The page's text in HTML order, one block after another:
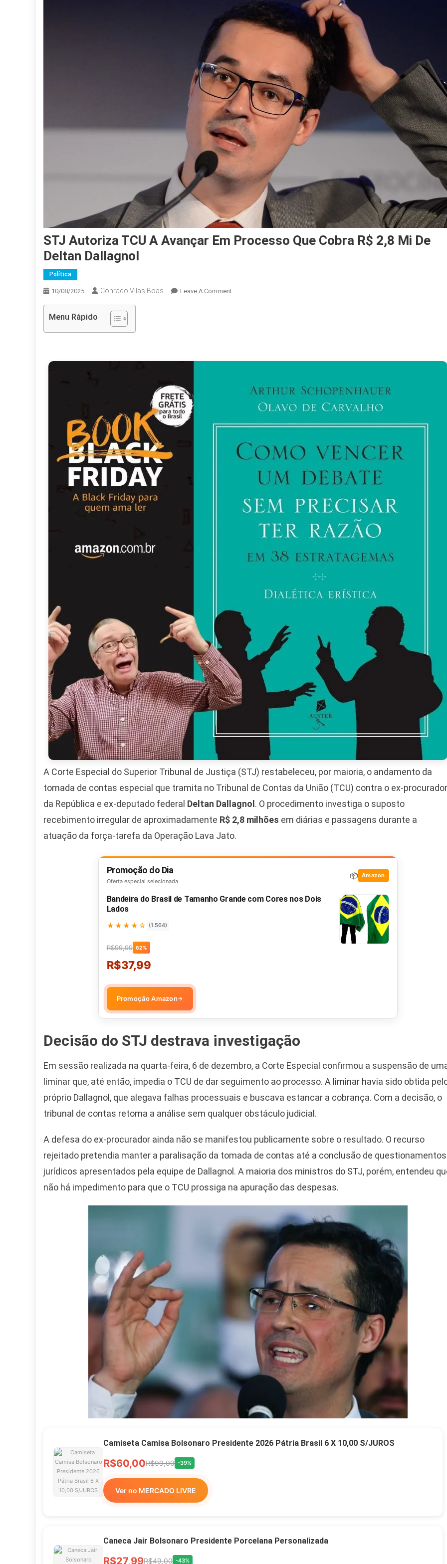
STJ Autoriza TCU A Avançar Em Processo Que Cobra R$ 2,8 Mi De
Deltan Dallagnol
Política
10/08/2025 Conrado Vilas Boas Leave A CommentOn
Em
Mi
Deltan
Dallagnol
Menu Rápido
A Corte Especial do Superior Tribunal de Justiça (STJ) restabeleceu, por maioria, o andamento da
tomada de contas especial que tramita no Tribunal de Contas da União (TCU) contra o ex-procurador
da República e ex-deputado federal Deltan Dallagnol . O procedimento investiga o suposto
recebimento irregular de aproximadamente R$ 2,8 milhões em diárias e passagens durante a
atuação da força-tarefa da Operação Lava Jato.
Promoção do Dia
Oferta especial selecionada
📦 Amazon
Bandeira do Brasil de Tamanho Grande com Cores nos Dois
Lados
★★★★☆ (1.564)
R$99,99 62%
R$37,99
Promoção Amazon→
Decisão do STJ destrava investigação
Em sessão realizada na quarta-feira, 6 de dezembro, a Corte Especial confirmou a suspensão de
liminar que, até então, impedia o TCU de dar seguimento ao processo. A liminar havia sido obtida
próprio Dallagnol, que alegava falhas processuais e buscava estancar a cobrança. Com a decisão, o
tribunal de contas retoma a análise sem qualquer obstáculo judicial.
A defesa do ex-procurador ainda não se manifestou publicamente sobre o resultado. O recurso
rejeitado pretendia manter a paralisação da tomada de contas até a conclusão de questionamentos
jurídicos apresentados pela equipe de Dallagnol. A maioria dos ministros do STJ, porém, entendeu
não há impedimento para que o TCU prossiga na apuração das despesas.
Camiseta Camisa Bolsonaro Presidente 2026 Pátria Brasil 6 X 10,00 S/JUROS
R$60,00R$99,00 -39%
Ver no MERCADO LIVRE
Caneca Jair Bolsonaro Presidente Porcelana Personalizada
R$27,99R$49,00 -43%